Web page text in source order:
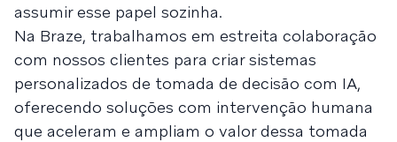
assumir esse papel sozinha.
Na Braze, trabalhamos em estreita colaboração
com nossos clientes para criar sistemas
personalizados de tomada de decisão com IA,
oferecendo soluções com intervenção humana
que aceleram e ampliam o valor dessa tomada